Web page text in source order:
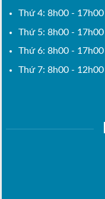
Thứ 4: 8h00 - 17h00
Thứ 5: 8h00 - 17h00
Thứ 6: 8h00 - 17h00
Thứ 7: 8h00 - 12h00